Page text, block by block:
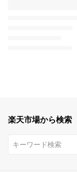
楽天市場から検索